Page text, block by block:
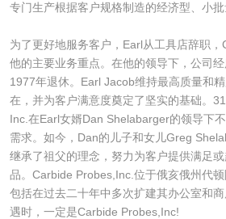
专门生产根据客户规格制造的经济型、小批
为了更好地服务客户，Earl从工具店辞职
他的主要业务重点。在他的领导下，公司
1977年退休。Earl Jacob维持最高质量和
在，并为客户满意度奠定了坚实的基础。
Inc.在Earl女婿Dan Shelabarger的领导下
需求。如今，Dan的儿子和女儿Greg
继承了祖父的理念，努力为客户提供满足
品。Carbide Probes,Inc.位于俄亥俄州代顿
包括在过去二十年中多次扩建其办公室和
遇时，一定是Carbide Probes,Inc!